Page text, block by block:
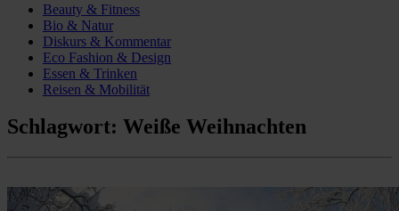
Beauty & Fitness
Bio & Natur
Diskurs & Kommentar
Eco Fashion & Design
Essen & Trinken
Reisen & Mobilität
Schlagwort: Weiße Weihnachten